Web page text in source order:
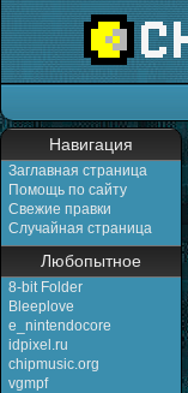
Навигация
Заглавная страница
Помощь по сайту
Свежие правки
Случайная страница
Любопытное
8-bit Folder
Bleeplove
e_nintendocore
idpixel.ru
chipmusic.org
vgmpf